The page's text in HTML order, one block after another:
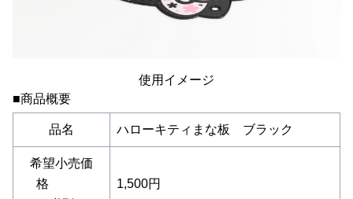
使用イメージ
■商品概要
品名 ハローキティまな板 ブラック
希望小売価
格
1,500円